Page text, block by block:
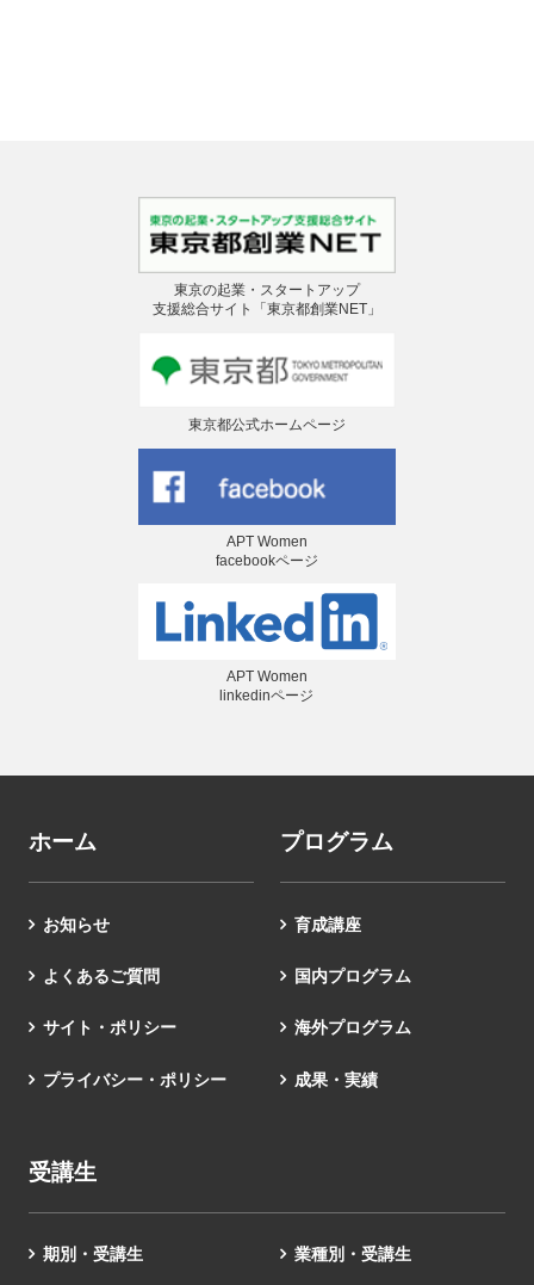
東京の起業・スタートアップ
支援総合サイト「東京都創業NET」
東京都公式ホームページ
APT Women
facebookページ
APT Women
linkedinページ
ホーム
お知らせ
よくあるご質問
サイト・ポリシー
プライバシー・ポリシー
プログラム
育成講座
国内プログラム
海外プログラム
成果・実績
受講生
期別・受講生 業種別・受講生